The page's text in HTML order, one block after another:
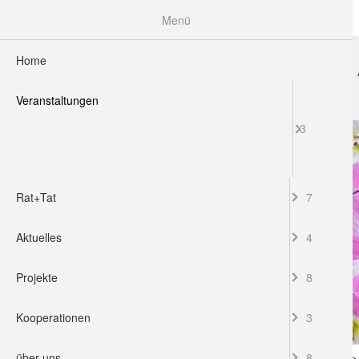
Menü
Home
Veranstaltungen
3
Rat+Tat 7
Aktuelles 4
Projekte 8
Kooperationen 3